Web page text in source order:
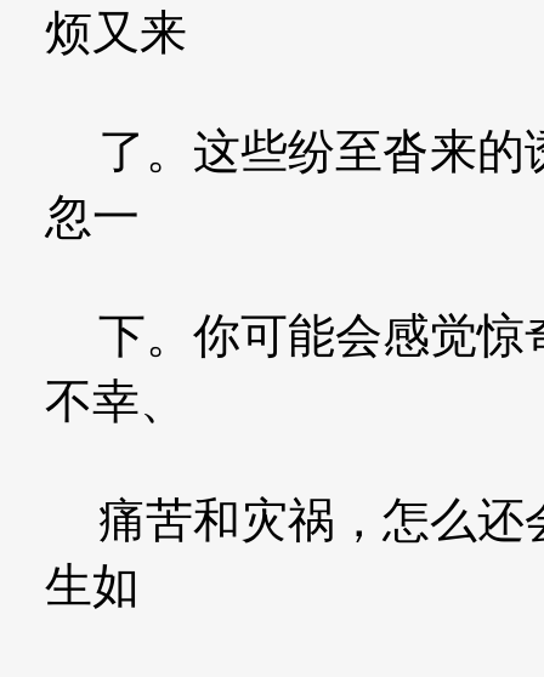
烦又来
了。这些纷至沓来的
忽一
下。你可能会感觉惊
不幸、
痛苦和灾祸，怎么还
生如